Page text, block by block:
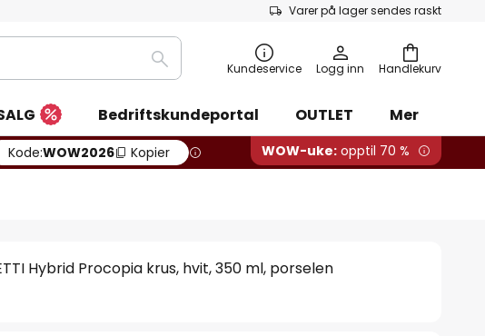
Varer på lager sendes raskt
Handlekurv
Søk Kundeservice Logg inn
Bedriftskundeportal OUTLET
Mer
Kode:WOW2026 Kopier WOW-uke: opptil 70 %
Hybrid Procopia krus, hvit, 350 ml, porselen